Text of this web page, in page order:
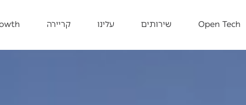
Open Tech שירותים עלינו קריירה